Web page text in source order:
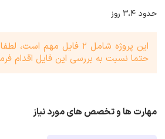
حدود ۳،۴ روز
این پروژه شامل 2 فایل مهم
حتما نسبت به بررسی این فایل اقدام
مهارت ها و تخصص های مورد نیاز